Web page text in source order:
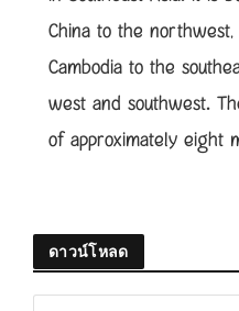
China to the
Cambodia to the
west and southwest.
of approximately eight
ดาวน์โหลด